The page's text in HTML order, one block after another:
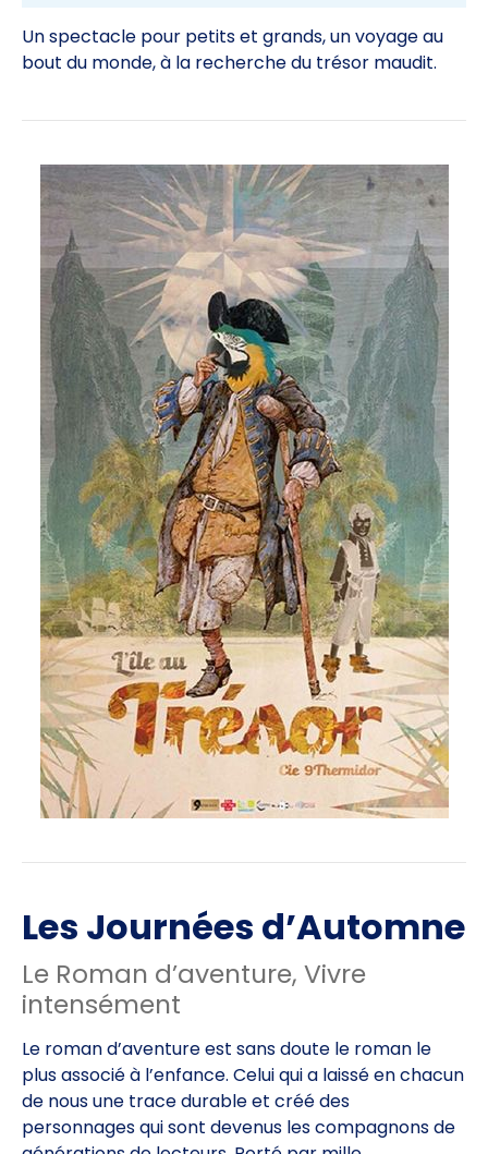
Un spectacle pour petits et grands, un voyage au
bout du monde, à la recherche du trésor maudit.
Les Journées d’Automne
Le Roman d’aventure, Vivre
intensément
Le roman d’aventure est sans doute le roman le
plus associé à l’enfance. Celui qui a laissé en chacun
de nous une trace durable et créé des
personnages qui sont devenus les compagnons de